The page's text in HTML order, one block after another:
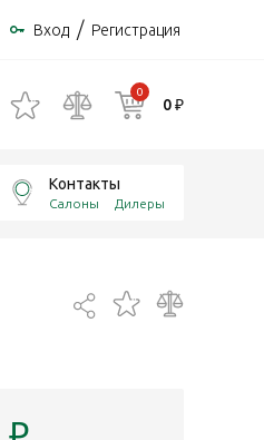
Вход / Регистрация
0
0 ₽
Контакты
Салоны Дилеры